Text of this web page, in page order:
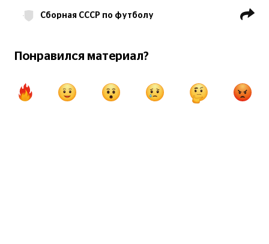
Сборная СССР по футболу
Понравился материал?